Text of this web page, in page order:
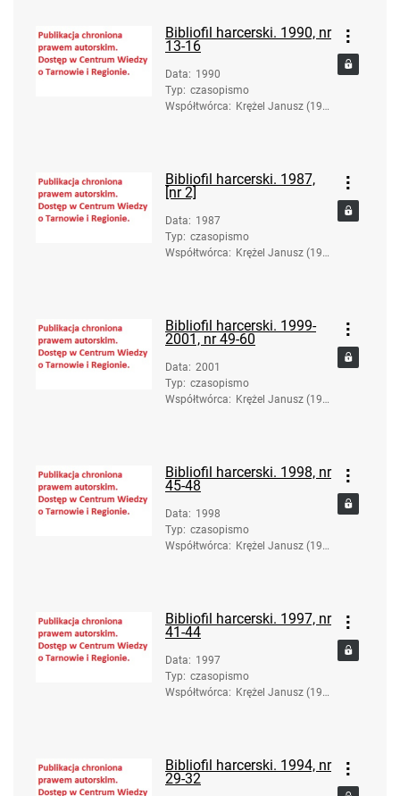
Bibliofil harcerski. 1990, nr
13-16
Data: 1990
Typ: czasopismo
Współtwórca: Krężel Janusz (193
Bibliofil harcerski. 1987,
[nr 2]
Data: 1987
Typ: czasopismo
Współtwórca: Krężel Janusz (193
Bibliofil harcerski. 1999-
2001, nr 49-60
Data: 2001
Typ: czasopismo
Współtwórca: Krężel Janusz (193
Bibliofil harcerski. 1998, nr
45-48
Data: 1998
Typ: czasopismo
Współtwórca: Krężel Janusz (193
Bibliofil harcerski. 1997, nr
41-44
Data: 1997
Typ: czasopismo
Współtwórca: Krężel Janusz (193
Bibliofil harcerski. 1994, nr
29-32